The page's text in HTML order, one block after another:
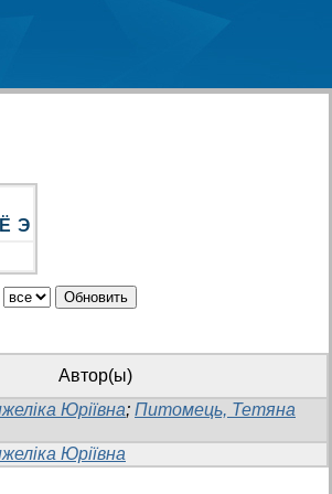
Ё Э
Автор(ы)
Юріївна; Питомець, Тетяна
Юріївна